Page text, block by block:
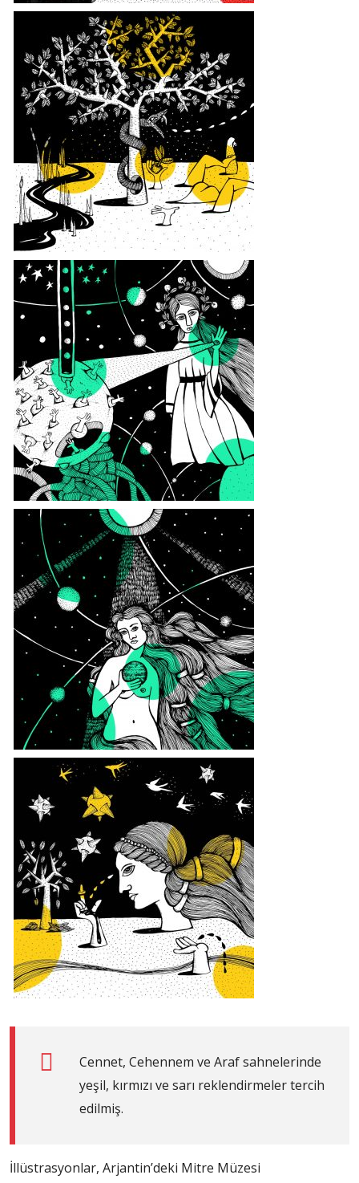
Cennet, Cehennem ve Araf sahnelerinde
yeşil, kırmızı ve sarı reklendirmeler tercih
edilmiş.
İllüstrasyonlar, Arjantin’deki Mitre Müzesi